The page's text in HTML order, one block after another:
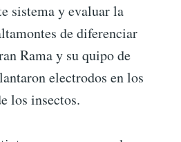
sistema y evaluar la
de diferenciar
Rama y su quipo de
electrodos en los
los insectos.